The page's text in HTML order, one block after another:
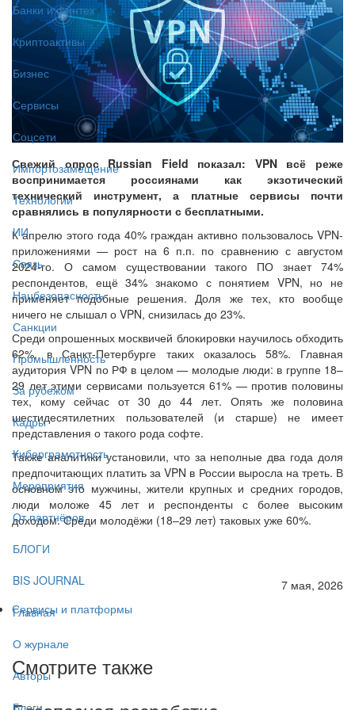
Банки и финтех
Криптоактивы
Бизнес
Сервисы
Соцсети
Импортозамещение
Технологии
ИИ
Связь
Нацбезопасность
Санкции
Промышленность
За рубежом
Кадры
Киберграмотность
Мероприятия
От партнёров
БЛОГИ
BIS JOURNAL
Главная
О журнале
Авторы
Блоги
Свежий опрос Russian Field показал: VPN всё реже
воспринимается россиянами как экзотический
технический инструмент, а платные сервисы почти
сравнялись в популярности с бесплатными.
К апрелю этого года 40% граждан активно пользовалось VPN-
приложениями — рост на 6 п.п. по сравнению с августом
2024-го. О самом существовании такого ПО знает 74%
респондентов, ещё 34% знакомо с понятием VPN, но не
применяет подобные решения. Доля же тех, кто вообще
ничего не слышал о VPN, снизилась до 23%.
Среди опрошенных москвичей блокировки научилось обходить
62%, в Санкт-Петербурге таких оказалось 58%. Главная
аудитория VPN по РФ в целом — молодые люди: в группе 18–
29 лет этими сервисами пользуется 61% — против половины
тех, кому сейчас от 30 до 44 лет. Опять же половина
шестидесятилетних пользователей (и старше) не имеет
представления о такого рода софте.
Также аналитики установили, что за неполные два года доля
предпочитающих платить за VPN в России выросла на треть. В
основном это мужчины, жители крупных и средних городов,
люди моложе 45 лет и респонденты с более высоким
доходом. Среди молодёжи (18–29 лет) таковых уже 60%.
7 мая, 2026
Сервисы и платформы
Смотрите также